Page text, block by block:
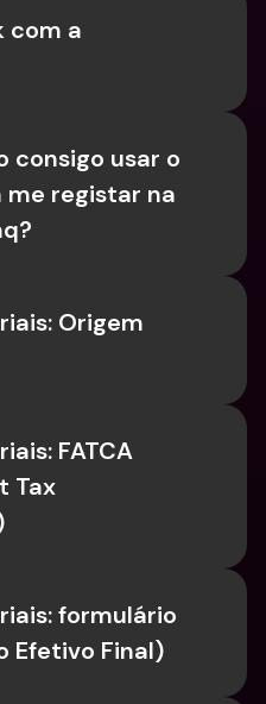
com a
consigo usar o
registar na
Origem
FATCA
Tax
formulário
Efetivo Final)